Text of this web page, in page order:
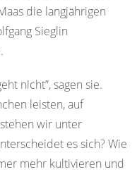
die langjährigen
Sieglin
nicht”, sagen sie.
leisten, auf
wir unter
es sich? Wie
mehr kultivieren und